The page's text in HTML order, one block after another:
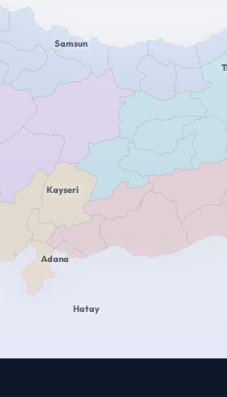
Hatay
Samsun
Adana
Kayseri